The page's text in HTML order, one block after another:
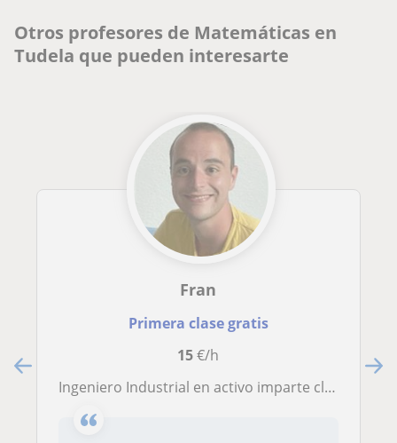
Otros profesores de Matemáticas en
Tudela que pueden interesarte
Fran
Primera clase gratis
15€/h
Ingeniero Industrial en activo imparte clases Matematicas/Física y Química/Tecnología